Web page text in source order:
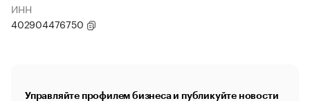
ИНН
402904476750
Управляйте профилем бизнеса и публикуйте новости